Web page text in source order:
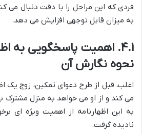
فردی که این مراحل را با دقت دنبال می
به میزان قابل توجهی افزایش می دهد.
۴.۱. اهمیت پاسخگویی به
نحوه نگارش آن
اغلب، قبل از طرح دعوای تمکین، زوج یک
می کند و از او می خواهد به منزل مشترک
به این اظهارنامه از اهمیت ویژه ای
نادیده گرفت.